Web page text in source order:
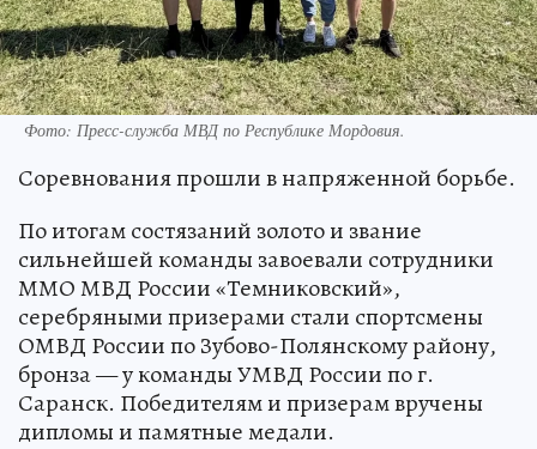
Фото: Пресс-служба МВД по Республике Мордовия.
Соревнования прошли в напряженной борьбе.
По итогам состязаний золото и звание
сильнейшей команды завоевали сотрудники
ММО МВД России «Темниковский»,
серебряными призерами стали спортсмены
ОМВД России по Зубово-Полянскому району,
бронза — у команды УМВД России по г.
Саранск. Победителям и призерам вручены
дипломы и памятные медали.